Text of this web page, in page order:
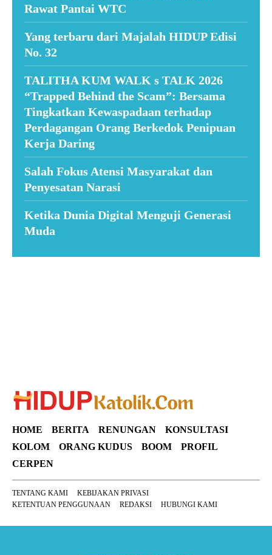
Rawat Pantai WTC
Yang terbaru dari Majalah HIDUP Edisi
No. 32
TALITHA KUM WALK s TALK 2026
“Trapped Behind the Scam”: Bersama
Tingkatkan Kewaspadaan terhadap
Perdagangan Orang Berkedok Penipuan
Kerja Daring
Salah Fokus Atensi Masyarakat dan
Penyesatan Narasi
Ketika Dunia Digital Menguji Generasi
Muda
HOME BERITA RENUNGAN
KONSULTASI
KOLOM
ORANG KUDUS BOOM
PROFIL
CERPEN
TENTANG KAMI
KEBIJAKAN PRIVASI
KETENTUAN PENGGUNAAN
REDAKSI HUBUNGI KAMI